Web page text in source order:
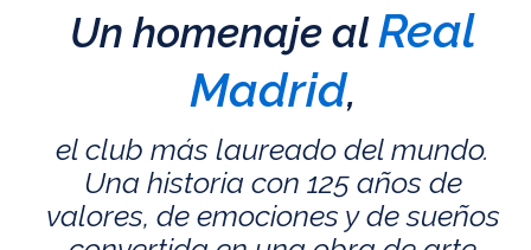
Un homenaje alReal
Madrid,
el club más laureado del mundo.
Una historia con 125 años de
valores, de emociones y de sueños